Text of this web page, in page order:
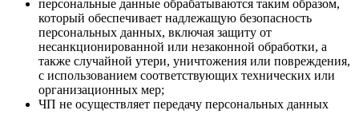
персональные данные обрабатываются таким образом,
который обеспечивает надлежащую безопасность
персональных данных, включая защиту от
несанкционированной или незаконной обработки, а
также случайной утери, уничтожения или повреждения,
с использованием соответствующих технических или
организационных мер;
ЧП не осуществляет передачу персональных данных